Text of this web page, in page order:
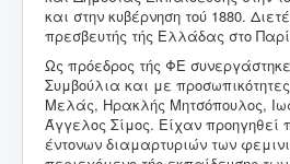
και στην κυβέρνηση τού 1880.
πρεσβευτής τής Ελλάδας στο
Ως πρόεδρος τής ΦΕ
Συμβούλια και με
Μελάς, Ηρακλής Μητσόπουλος,
Άγγελος Σίμος. Είχαν προηγηθεί
έντονων διαμαρτυριών των